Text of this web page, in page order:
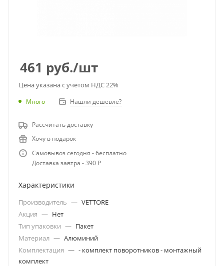
461 руб./шт
Цена указана с учетом НДС 22%
Много Нашли дешевле?
Рассчитать доставку
Хочу в подарок
Самовывоз сегодня - бесплатно
Доставка завтра - 390 ₽
Характеристики
Производитель — VETTORE
Акция — Нет
Тип упаковки — Пакет
Материал — Алюминий
Комплектация — - комплект поворотников - монтажный
комплект